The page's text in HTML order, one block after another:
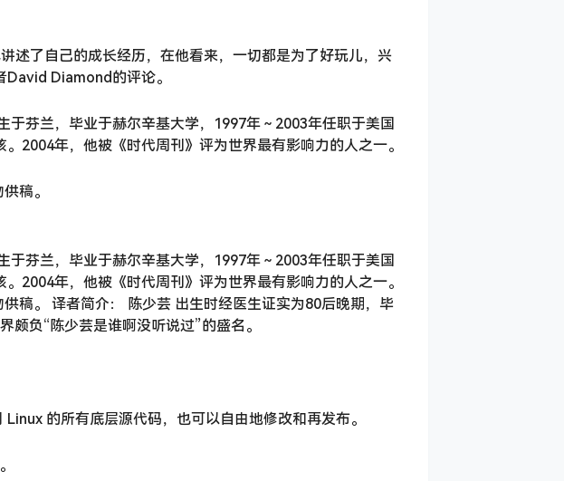
述了自己的成长经历，在他看来，一切都是为了好玩儿，兴
Diamond的评论。
芬兰，毕业于赫尔辛基大学，1997年～2003年任职于美国
2004年，他被《时代周刊》评为世界最有影响力的人之一。
稿。
芬兰，毕业于赫尔辛基大学，1997年～2003年任职于美国
2004年，他被《时代周刊》评为世界最有影响力的人之一。
稿。 译者简介： 陈少芸 出生时经医生证实为80后晚期，毕
负“陈少芸是谁啊没听说过”的盛名。
的所有底层源代码，也可以自由地修改和再发布。